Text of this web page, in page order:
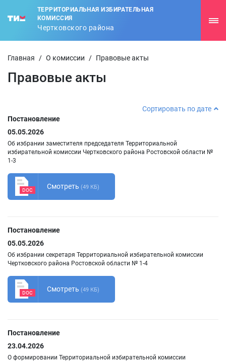
ТЕРРИТОРИАЛЬНАЯ ИЗБИРАТЕЛЬНАЯ
КОМИССИЯ
Чертковского района
Главная / О комиссии / Правовые акты
Правовые акты
Сортировать по дате
Постановление
05.05.2026
Об избрании заместителя председателя Территориальной
избирательной комиссии Чертковского района Ростовской области №
1-3
DOC Смотреть (49 КБ)
Постановление
05.05.2026
Об избрании секретаря Территориальной избирательной комиссии
Чертковского района Ростовской области № 1-4
DOC Смотреть (49 КБ)
Постановление
23.04.2026
О формировании Территориальной избирательной комиссии